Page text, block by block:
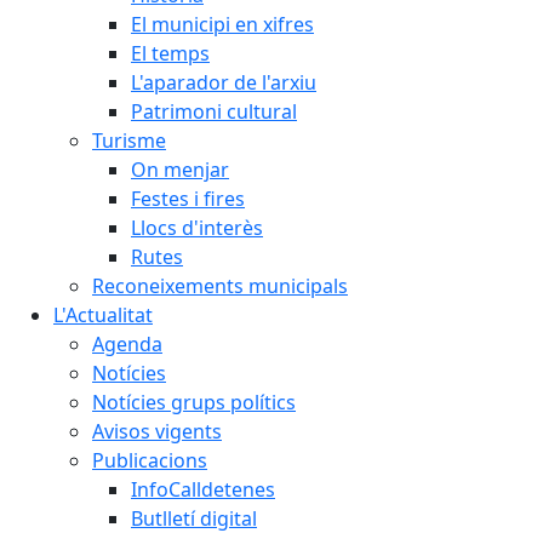
El municipi en xifres
El temps
L'aparador de l'arxiu
Patrimoni cultural
Turisme
On menjar
Festes i fires
Llocs d'interès
Rutes
Reconeixements municipals
L'Actualitat
Agenda
Notícies
Notícies grups polítics
Avisos vigents
Publicacions
InfoCalldetenes
Butlletí digital